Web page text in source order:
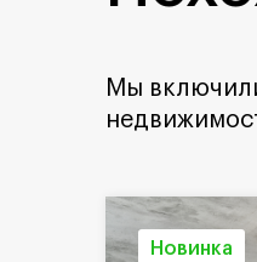
Мы
Новинка